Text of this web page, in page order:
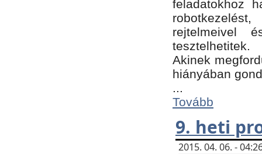
feladatokhoz
rejtelmeivel
tesztelhetitek.
Akinek
hiányában
...
Tovább
9. heti
2015. 04. 06. -